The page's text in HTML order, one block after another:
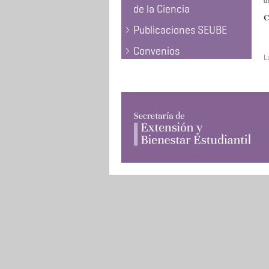
de la Ciencia
Publicaciones SEUBE
Convenios